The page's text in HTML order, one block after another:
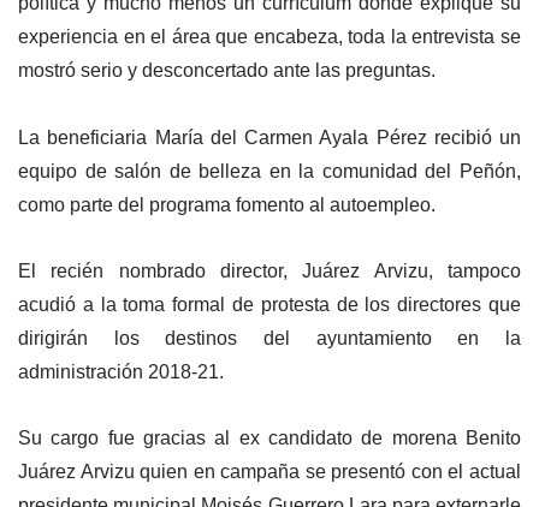
experiencia en el área que encabeza, toda la entrevista se
mostró serio y desconcertado ante las preguntas.
La beneficiaria María del Carmen Ayala Pérez recibió un
equipo de salón de belleza en la comunidad del Peñón,
como parte del programa fomento al autoempleo.
El recién nombrado director, Juárez Arvizu, tampoco
acudió a la toma formal de protesta de los directores que
dirigirán los destinos del ayuntamiento en la
administración 2018-21.
Su cargo fue gracias al ex candidato de morena Benito
Juárez Arvizu quien en campaña se presentó con el actual